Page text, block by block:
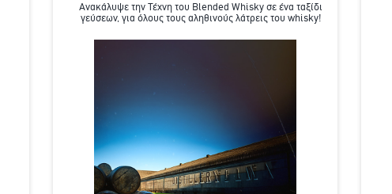
Ανακάλυψε την Τέχνη του Blended Whisky σε ένα ταξίδι
γεύσεων, για όλους τους αληθινούς λάτρεις του whisky!